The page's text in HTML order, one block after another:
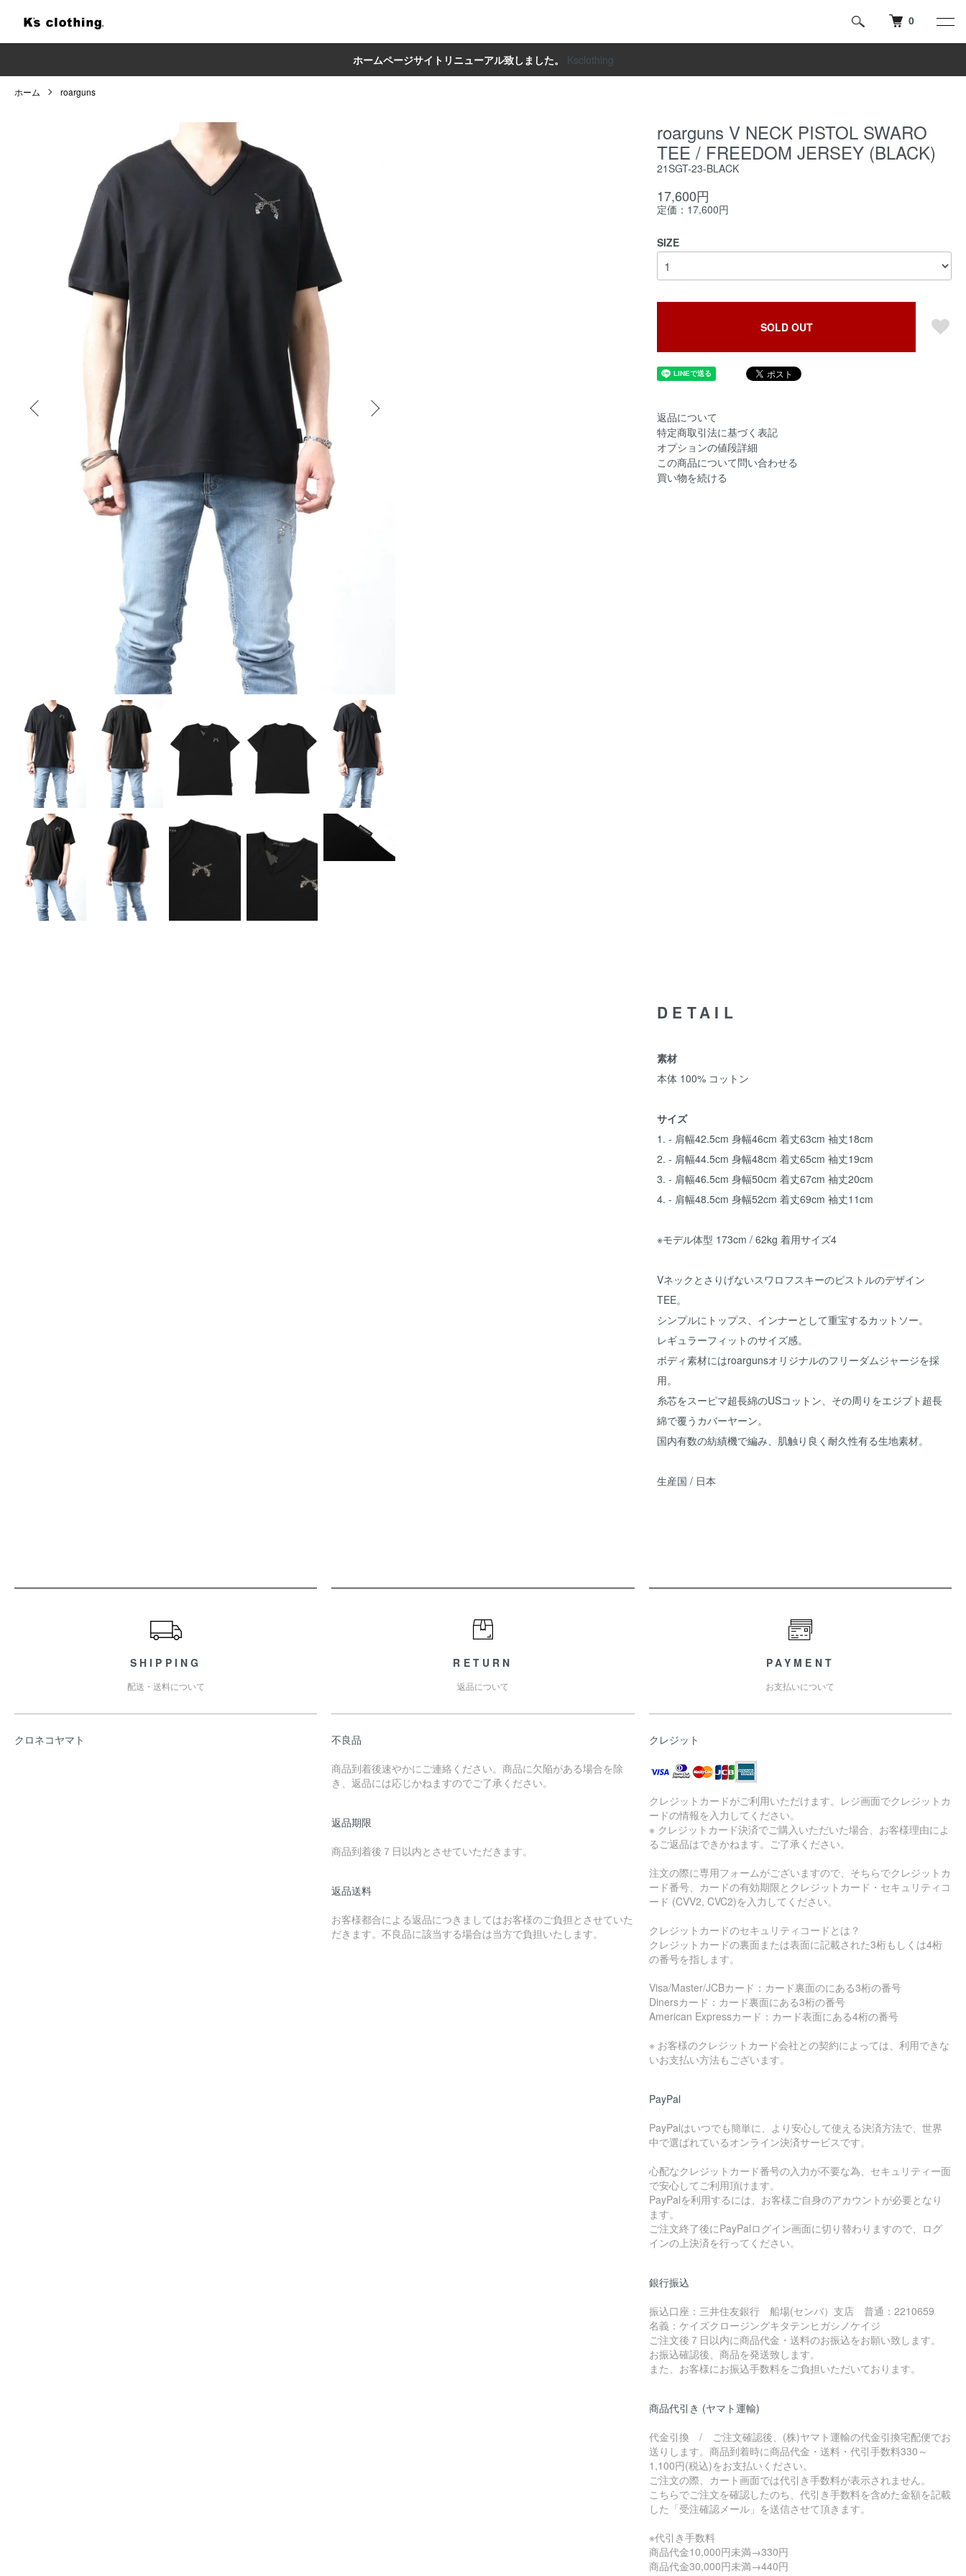
0
ホームページサイトリニューアル致しました。 Ksclothing
ホーム roarguns
roarguns V NECK PISTOL SWARO
TEE / FREEDOM JERSEY (BLACK)
21SGT-23-BLACK
17,600円
定価：17,600円
SIZE
SOLD OUT
返品について
特定商取引法に基づく表記
オプションの値段詳細
この商品について問い合わせる
買い物を続ける
DETAIL
素材
本体 100% コットン
サイズ
1. - 肩幅42.5cm 身幅46cm 着丈63cm 袖丈18cm
2. - 肩幅44.5cm 身幅48cm 着丈65cm 袖丈19cm
3. - 肩幅46.5cm 身幅50cm 着丈67cm 袖丈20cm
4. - 肩幅48.5cm 身幅52cm 着丈69cm 袖丈11cm
※モデル体型 173cm / 62kg 着用サイズ4
Vネックとさりげないスワロフスキーのピストルのデザイン
TEE。
シンプルにトップス、インナーとして重宝するカットソー。
レギュラーフィットのサイズ感。
ボディ素材にはroargunsオリジナルのフリーダムジャージを採
用。
糸芯をスーピマ超長綿のUSコットン、その周りをエジプト超長
綿で覆うカバーヤーン。
国内有数の紡績機で編み、肌触り良く耐久性有る生地素材。
生産国 / 日本
ショッピングガイド
SHIPPING
配送・送料について
クロネコヤマト
RETURN
返品について
不良品
商品到着後速やかにご連絡ください。商品に欠陥がある場合を除
き、返品には応じかねますのでご了承ください。
返品期限
商品到着後７日以内とさせていただきます。
返品送料
お客様都合による返品につきましてはお客様のご負担とさせていた
だきます。不良品に該当する場合は当方で負担いたします。
PAYMENT
お支払いについて
クレジット
クレジットカードがご利用いただけます。レジ画面でクレジットカ
ードの情報を入力してください。
※ クレジットカード決済でご購入いただいた場合、お客様理由によ
るご返品はできかねます。ご了承ください。
注文の際に専用フォームがございますので、そちらでクレジットカ
ード番号、カードの有効期限とクレジットカード・セキュリティコ
ード (CVV2, CVC2)を入力してください。
クレジットカードのセキュリティコードとは？
クレジットカードの裏面または表面に記載された3桁もしくは4桁
の番号を指します。
Visa/Master/JCBカード：カード裏面のにある3桁の番号
Dinersカード：カード裏面にある3桁の番号
American Expressカード：カード表面にある4桁の番号
※ お客様のクレジットカード会社との契約によっては、利用できな
いお支払い方法もございます。
PayPal
PayPalはいつでも簡単に、より安心して使える決済方法で、世界
中で選ばれているオンライン決済サービスです。
心配なクレジットカード番号の入力が不要な為、セキュリティー面
で安心してご利用頂けます。
PayPalを利用するには、お客様ご自身のアカウントが必要となり
ます。
ご注文終了後にPayPalログイン画面に切り替わりますので、ログ
インの上決済を行ってください。
銀行振込
振込口座：三井住友銀行 船場(センバ）支店 普通：2210659
名義：ケイズクロージングキタテンヒガシノケイジ
ご注文後７日以内に商品代金・送料のお振込をお願い致します。
お振込確認後、商品を発送致します。
また、お客様にお振込手数料をご負担いただいております。
商品代引き (ヤマト運輸)
代金引換 / ご注文確認後、(株)ヤマト運輸の代金引換宅配便でお
送りします。商品到着時に商品代金・送料・代引手数料330～
1,100円(税込)をお支払いください。
ご注文の際、カート画面では代引き手数料が表示されません。
こちらでご注文を確認したのち、代引き手数料を含めた金額を記載
した「受注確認メール」を送信させて頂きます。
※代引き手数料
商品代金10,000円未満→330円
商品代金30,000円未満→440円